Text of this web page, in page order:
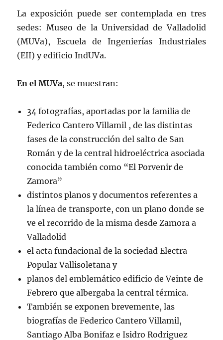
La exposición puede ser contemplada en tres
sedes: Museo de la Universidad de Valladolid
(MUVa), Escuela de Ingenierías Industriales
(EII) y edificio IndUVa.
En el MUVa, se muestran:
34 fotografías, aportadas por la familia de
Federico Cantero Villamil , de las distintas
fases de la construcción del salto de San
Román y de la central hidroeléctrica asociada
conocida también como “El Porvenir de
Zamora”
distintos planos y documentos referentes a
la línea de transporte, con un plano donde se
ve el recorrido de la misma desde Zamora a
Valladolid
el acta fundacional de la sociedad Electra
Popular Vallisoletana y
planos del emblemático edificio de Veinte de
Febrero que albergaba la central térmica.
También se exponen brevemente, las
biografías de Federico Cantero Villamil,
Santiago Alba Bonifaz e Isidro Rodriguez